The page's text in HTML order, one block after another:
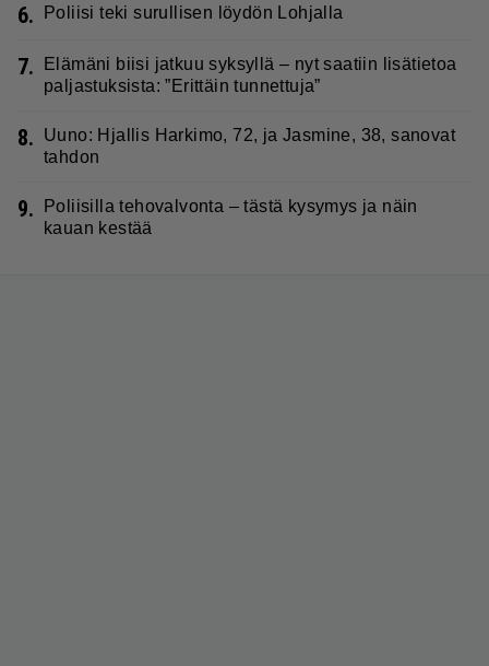
6. Poliisi teki surullisen löydön Lohjalla
7.
Elämäni biisi jatkuu syksyllä – nyt saatiin lisätietoa
paljastuksista: ”Erittäin tunnettuja”
8.
Uuno: Hjallis Harkimo, 72, ja Jasmine, 38, sanovat
tahdon
9.
Poliisilla tehovalvonta – tästä kysymys ja näin
kauan kestää